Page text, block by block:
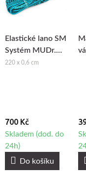
Elastické lano SM
Systém MUDr.
Smíšek
220 x 0,6 cm
700 Kč
Skladem (dod. do
24h)
Do košíku